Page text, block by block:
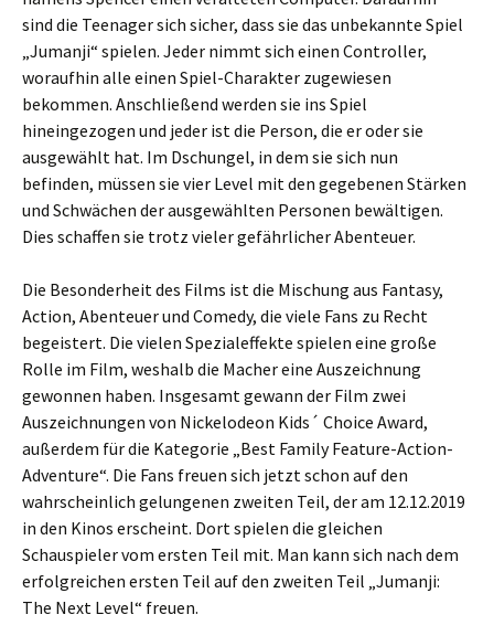
sind die Teenager sich sicher, dass sie das unbekannte Spiel
„Jumanji“ spielen. Jeder nimmt sich einen Controller,
woraufhin alle einen Spiel-Charakter zugewiesen
bekommen. Anschließend werden sie ins Spiel
hineingezogen und jeder ist die Person, die er oder sie
ausgewählt hat. Im Dschungel, in dem sie sich nun
befinden, müssen sie vier Level mit den gegebenen Stärken
und Schwächen der ausgewählten Personen bewältigen.
Dies schaffen sie trotz vieler gefährlicher Abenteuer.
Die Besonderheit des Films ist die Mischung aus Fantasy,
Action, Abenteuer und Comedy, die viele Fans zu Recht
begeistert. Die vielen Spezialeffekte spielen eine große
Rolle im Film, weshalb die Macher eine Auszeichnung
gewonnen haben. Insgesamt gewann der Film zwei
Auszeichnungen von Nickelodeon Kids´ Choice Award,
außerdem für die Kategorie „Best Family Feature-Action-
Adventure“. Die Fans freuen sich jetzt schon auf den
wahrscheinlich gelungenen zweiten Teil, der am 12.12.2019
in den Kinos erscheint. Dort spielen die gleichen
Schauspieler vom ersten Teil mit. Man kann sich nach dem
erfolgreichen ersten Teil auf den zweiten Teil „Jumanji:
The Next Level“ freuen.